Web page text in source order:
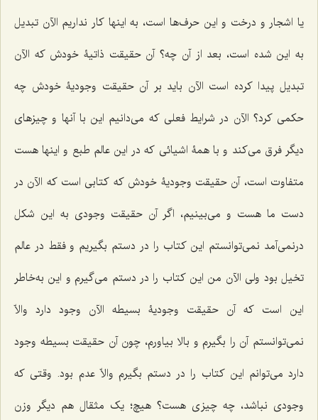
یا اشجار و درخت و این حرف‌ها است، به اینها کار نداریم الآن تبدیل
به این شده است، بعد از آن چه؟ آن حقیقت ذاتیۀ خودش که الآن
تبدیل پیدا کرده است الآن باید بر آن حقیقت وجودیۀ خودش چه
حکمى کرد؟ الآن در شرایط فعلى که مى‌دانیم این با آنها و چیزهاى
دیگر فرق مى‌کند و با همۀ اشیائى که در این عالم طبع و اینها هست
متفاوت است، آن حقیقت وجودیۀ خودش که کتابى است که الآن در
دست ما هست و مى‌بینیم، اگر آن‌ حقیقت وجودى به این شکل
درنمى‌آمد نمى‌توانستم این کتاب را در دستم بگیریم و فقط در عالم
تخیل بود ولی الآن من این کتاب را در دستم مى‌گیرم و این به‌خاطر
این است که آن حقیقت وجودیۀ بسیطه الآن وجود دارد والاّ
نمى‌توانستم آن را بگیرم و بالا بیاورم، چون آن حقیقت بسیطه وجود
دارد مى‌توانم این کتاب را در دستم بگیرم والاّ عدم بود. وقتى که
وجودى نباشد، چه چیزی هست؟ هیچ؛ یک مثقال هم دیگر وزن